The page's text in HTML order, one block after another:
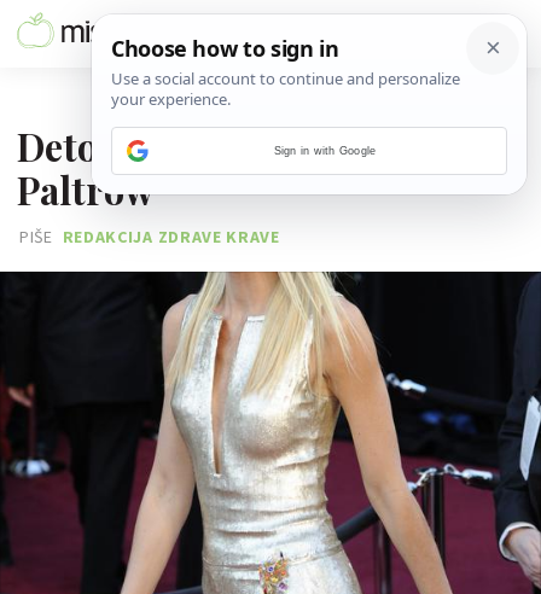
Detoks trikovi Gwyneth
Paltrow
PIŠE REDAKCIJA ZDRAVE KRAVE
Sign in with Google